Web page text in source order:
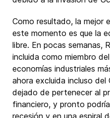
Como resultado, la mejor
este momento es que la
libre. En pocas semanas,
incluida como miembro
economías industriales
ahora excluida incluso del
dejado de pertenecer al
financiero, y pronto
recesión y en una espiral